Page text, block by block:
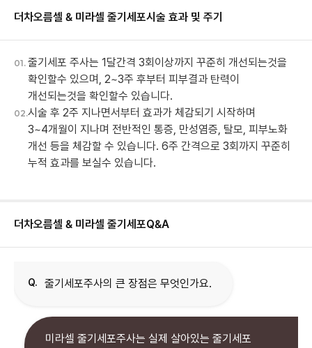
더차오름셀 & 미라셀 줄기세포시술 효과 및 주기
01. 줄기세포 주사는 1달간격 3회이상까지 꾸준히 개선되는것을
확인할수 있으며, 2~3주 후부터 피부결과 탄력이
개선되는것을 확인할수 있습니다.
02.시술 후 2주 지나면서부터 효과가 체감되기 시작하며
3~4개월이 지나며 전반적인 통증, 만성염증, 탈모, 피부노화
개선 등을 체감할 수 있습니다. 6주 간격으로 3회까지 꾸준히
누적 효과를 보실수 있습니다.
더차오름셀 & 미라셀 줄기세포Q&A
Q. 줄기세포주사의 큰 장점은 무엇인가요.
미라셀 줄기세포주사는 실제 살아있는 줄기세포